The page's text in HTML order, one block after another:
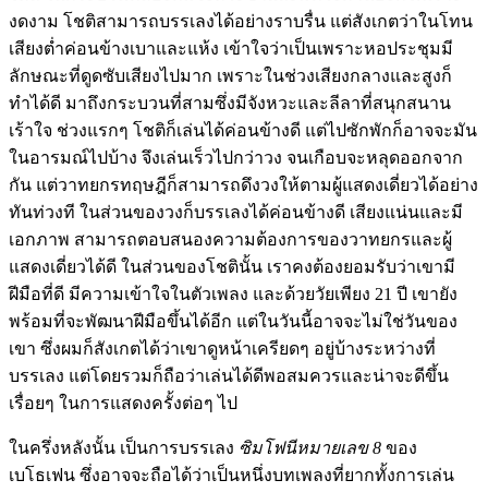
งดงาม โชติสามารถบรรเลงได้อย่างราบรื่น แต่สังเกตว่าในโทน
เสียงต่ำค่อนข้างเบาและแห้ง เข้าใจว่าเป็นเพราะหอประชุมมี
ลักษณะที่ดูดซับเสียงไปมาก เพราะในช่วงเสียงกลางและสูงก็
ทำได้ดี มาถึงกระบวนที่สามซึ่งมีจังหวะและลีลาที่สนุกสนาน
เร้าใจ ช่วงแรกๆ โชติก็เล่นได้ค่อนข้างดี แต่ไปซักพักก็อาจจะมัน
ในอารมณ์ไปบ้าง จึงเล่นเร็วไปกว่าวง จนเกือบจะหลุดออกจาก
กัน แต่วาทยกรทฤษฎีก็สามารถดึงวงให้ตามผู้แสดงเดี่ยวได้อย่าง
ทันท่วงที ในส่วนของวงก็บรรเลงได้ค่อนข้างดี เสียงแน่นและมี
เอกภาพ สามารถตอบสนองความต้องการของวาทยกรและผู้
แสดงเดี่ยวได้ดี ในส่วนของโชตินั้น เราคงต้องยอมรับว่าเขามี
ฝีมือที่ดี มีความเข้าใจในตัวเพลง และด้วยวัยเพียง 21 ปี เขายัง
พร้อมที่จะพัฒนาฝีมือขึ้นได้อีก แต่ในวันนี้อาจจะไม่ใช่วันของ
เขา ซึ่งผมก็สังเกตได้ว่าเขาดูหน้าเครียดๆ อยู่บ้างระหว่างที่
บรรเลง แต่โดยรวมก็ถือว่าเล่นได้ดีพอสมควรและน่าจะดีขึ้น
เรื่อยๆ ในการแสดงครั้งต่อๆ ไป
ในครึ่งหลังนั้น เป็นการบรรเลง ซิมโฟนีหมายเลข8 ของ
เบโธเฟน ซึ่งอาจจะถือได้ว่าเป็นหนึ่งบทเพลงที่ยากทั้งการเล่น